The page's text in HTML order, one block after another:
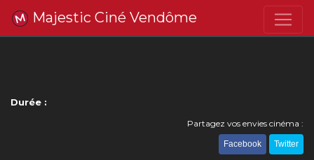
Majestic Ciné Vendôme
Durée :
Partagez vos envies cinéma :
Facebook Twitter